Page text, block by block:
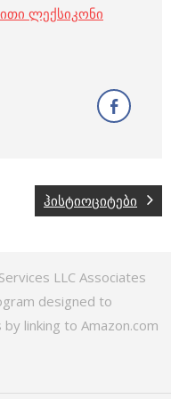
ლექსიკონი
ჰისტიოციტები
LLC Associates
designed to
linking to Amazon.com